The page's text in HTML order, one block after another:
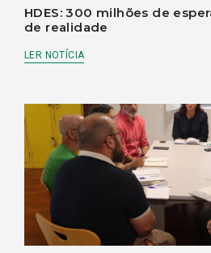
HDES: 300 milhões de
de realidade
LER NOTÍCIA